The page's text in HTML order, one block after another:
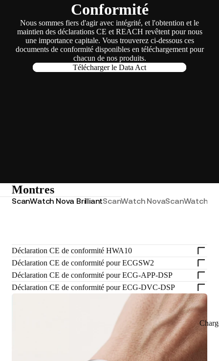
Conformité
Nous sommes fiers d'agir avec intégrité, et l'obtention et le
maintien des déclarations CE et REACH revêtent pour nous
une importance capitale. Vous trouverez ci-dessous ces
documents de conformité disponibles en téléchargement pour
chacun de nos produits.
Télécharger le Data Act
Montres
ScanWatch Nova BrilliantScanWatch NovaScanWatch 2
Déclaration CE de conformité HWA10
Déclaration CE de conformité pour ECGSW2
Déclaration CE de conformité pour ECG-APP-DSP
Déclaration CE de conformité pour ECG-DVC-DSP